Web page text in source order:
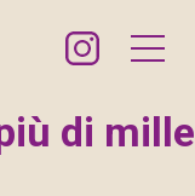
di mille